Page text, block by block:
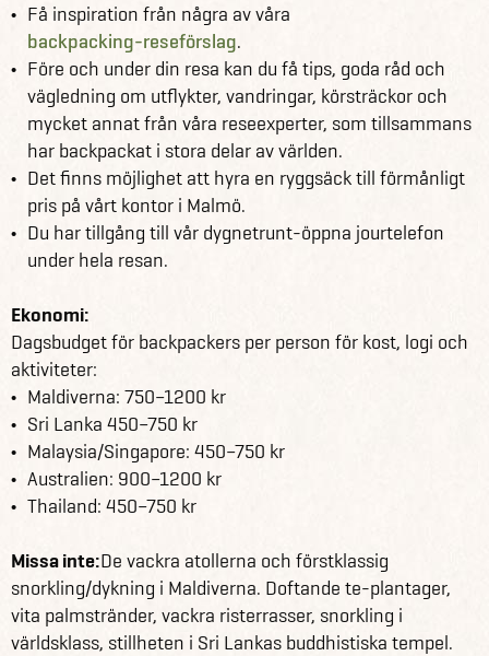
Få inspiration från några av våra
backpacking-reseförslag.
Före och under din resa kan du få tips, goda råd och
vägledning om utflykter, vandringar, körsträckor och
mycket annat från våra reseexperter, som tillsammans
har backpackat i stora delar av världen.
Det finns möjlighet att hyra en ryggsäck till förmånligt
pris på vårt kontor i Malmö.
Du har tillgång till vår dygnetrunt-öppna jourtelefon
under hela resan.
Ekonomi:
Dagsbudget för backpackers per person för kost, logi och
aktiviteter:
Maldiverna: 750–1200 kr
Sri Lanka 450–750 kr
Malaysia/Singapore: 450–750 kr
Australien: 900–1200 kr
Thailand: 450–750 kr
Missa inte:De vackra atollerna och förstklassig
snorkling/dykning i Maldiverna. Doftande te-plantager,
vita palmstränder, vackra risterrasser, snorkling i
världsklass, stillheten i Sri Lankas buddhistiska tempel.